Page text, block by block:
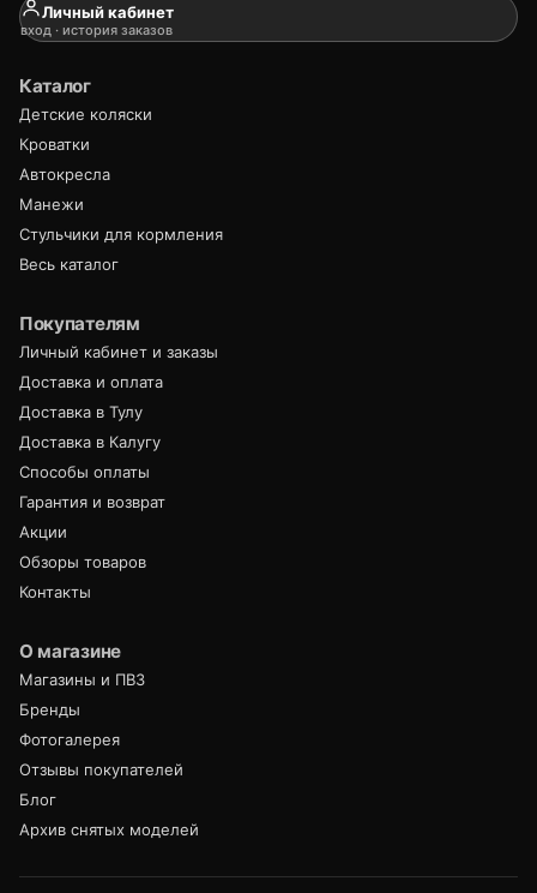
Личный кабинет
вход · история заказов
Каталог
Детские коляски
Кроватки
Автокресла
Манежи
Стульчики для кормления
Весь каталог
Покупателям
Личный кабинет и заказы
Доставка и оплата
Доставка в Тулу
Доставка в Калугу
Способы оплаты
Гарантия и возврат
Акции
Обзоры товаров
Контакты
О магазине
Магазины и ПВЗ
Бренды
Фотогалерея
Отзывы покупателей
Блог
Архив снятых моделей